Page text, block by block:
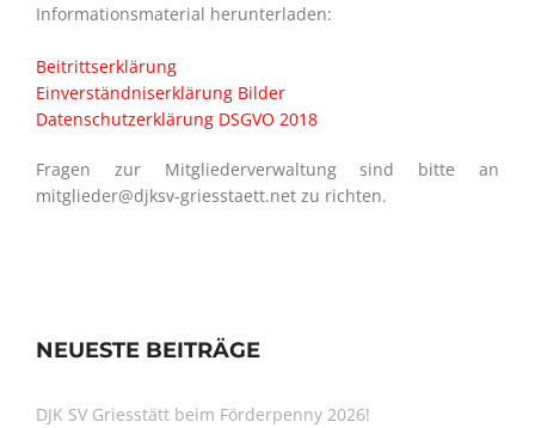
Informationsmaterial herunterladen:
Beitrittserklärung
Einverständniserklärung Bilder
Datenschutzerklärung DSGVO 2018
Fragen zur Mitgliederverwaltung sind bitte an
mitglieder@djksv-griesstaett.net zu richten.
NEUESTE BEITRÄGE
DJK SV Griesstätt beim Förderpenny 2026!